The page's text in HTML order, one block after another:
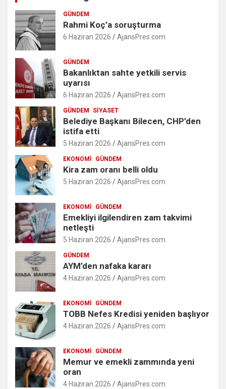
GÜNDEM
Rahmi Koç’a soruşturma
6 Haziran 2026 AjansPres.com
GÜNDEM
Bakanlıktan sahte yetkili servis
uyarısı
6 Haziran 2026 AjansPres.com
GÜNDEM SIYASET
Belediye Başkanı Bilecen, CHP’den
istifa etti
5 Haziran 2026 AjansPres.com
EKONOMI GÜNDEM
Kira zam oranı belli oldu
5 Haziran 2026 AjansPres.com
EKONOMI GÜNDEM
Emekliyi ilgilendiren zam takvimi
netleşti
5 Haziran 2026 AjansPres.com
GÜNDEM
AYM’den nafaka kararı
4 Haziran 2026 AjansPres.com
EKONOMI GÜNDEM
TOBB Nefes Kredisi yeniden başlıyor
4 Haziran 2026 AjansPres.com
EKONOMI GÜNDEM
Memur ve emekli zammında yeni
oran
4 Haziran 2026 AjansPres.com